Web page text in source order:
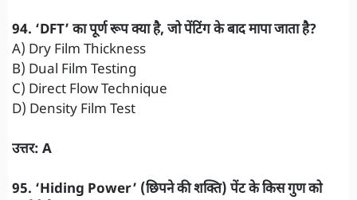
94. ‘DFT’ का पूर्ण रूप क्या है, जो पेंटिंग के बाद मापा जाता है?
A) Dry Film Thickness
B) Dual Film Testing
C) Direct Flow Technique
D) Density Film Test
उत्तर: A
95. ‘Hiding Power’ (छिपने की शक्ति) पेंट के किस गुण को